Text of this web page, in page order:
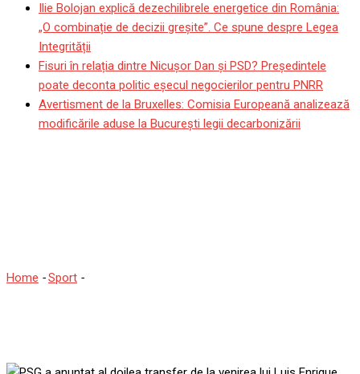
Ilie Bolojan explică dezechilibrele energetice din România:
„O combinație de decizii greșite”. Ce spune despre Legea
Integrității
Fisuri în relația dintre Nicușor Dan și PSD? Președintele
poate deconta politic eșecul negocierilor pentru PNRR
Avertisment de la Bruxelles: Comisia Europeană analizează
modificările aduse la București legii decarbonizării
Home -Sport -